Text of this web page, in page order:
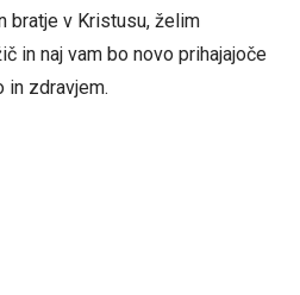
bratje v Kristusu, želim
in naj vam bo novo prihajajoče
in zdravjem.